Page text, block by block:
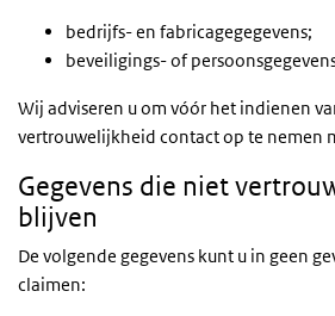
bedrijfs- en fabricagegegevens;
beveiligings- of
Wij adviseren u om vóór het indienen
vertrouwelijkheid contact op te nemen
Gegevens die niet
blijven
De volgende gegevens kunt u in geen
claimen: